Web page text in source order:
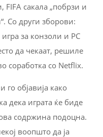
сакала „побрзи и
Со други зборови:
за конзоли и PC
да чекаат, решиле
соработка со Netflix.
го објавија како
дека играта ќе биде
содржина подоцна.
воопшто да ја